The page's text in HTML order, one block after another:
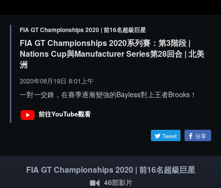
FIA GT Championships 2020 | 前16名超級巨星
FIA GT Championships 2020系列賽：第3階段 |
Nations Cup與Manufacturer Series第28回合 | 北美
洲
2020年08月19日 8:01上午
一對一交鋒，在賽季逐漸變強的Bayless對上王者Brooks！
前往YouTube觀看
Tweet 分享
FIA GT Championships 2020 | 前16名超級巨星
46部影片